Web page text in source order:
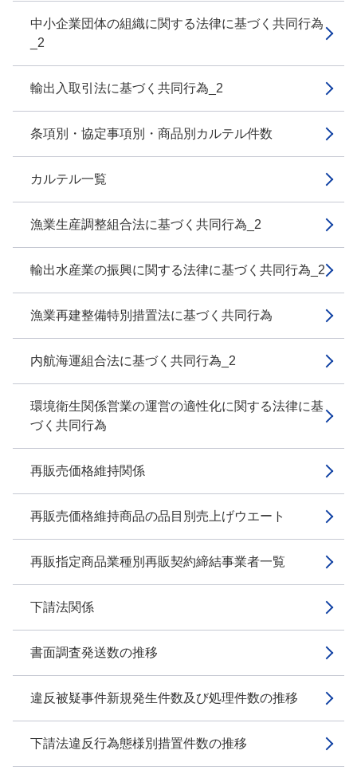
中小企業団体の組織に関する法律に基づく共同行為
_2
輸出入取引法に基づく共同行為_2
条項別・協定事項別・商品別カルテル件数
カルテル一覧
漁業生産調整組合法に基づく共同行為_2
輸出水産業の振興に関する法律に基づく共同行為_2
漁業再建整備特別措置法に基づく共同行為
内航海運組合法に基づく共同行為_2
環境衛生関係営業の運営の適性化に関する法律に基
づく共同行為
再販売価格維持関係
再販売価格維持商品の品目別売上げウエート
再販指定商品業種別再販契約締結事業者一覧
下請法関係
書面調査発送数の推移
違反被疑事件新規発生件数及び処理件数の推移
下請法違反行為態様別措置件数の推移